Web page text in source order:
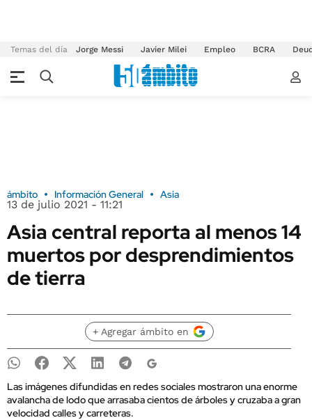
Temas del día Jorge Messi Javier Milei Empleo BCRA
ámbito Información General Asia
13 de julio 2021 - 11:21
Asia central reporta al menos 14
muertos por desprendimientos
de tierra
+ Agregar ámbito en
Las imágenes difundidas en redes sociales mostraron una enorme
avalancha de lodo que arrasaba cientos de árboles y cruzaba a gran
velocidad calles y carreteras.